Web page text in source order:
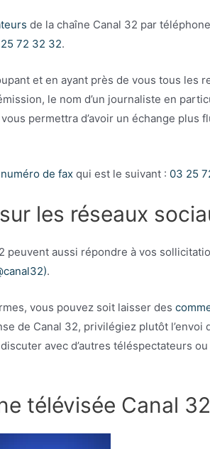
de la chaîne Canal 32 par
72 32 32.
et en ayant près de vous tous les
le nom d’un journaliste en
permettra d’avoir un échange plus
numéro de fax qui est le suivant : 03 25
les réseaux
peuvent aussi répondre à vos
.
vous pouvez soit laisser des
de Canal 32, privilégiez plutôt l’envoi
avec d’autres téléspectateurs
télévisée Canal 32